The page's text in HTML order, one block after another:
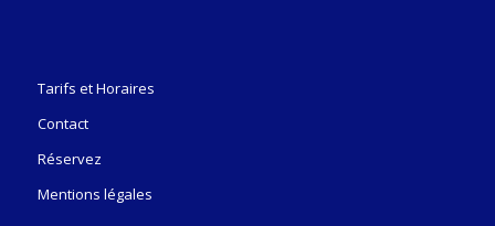
Tarifs et Horaires
Contact
Réservez
Mentions légales